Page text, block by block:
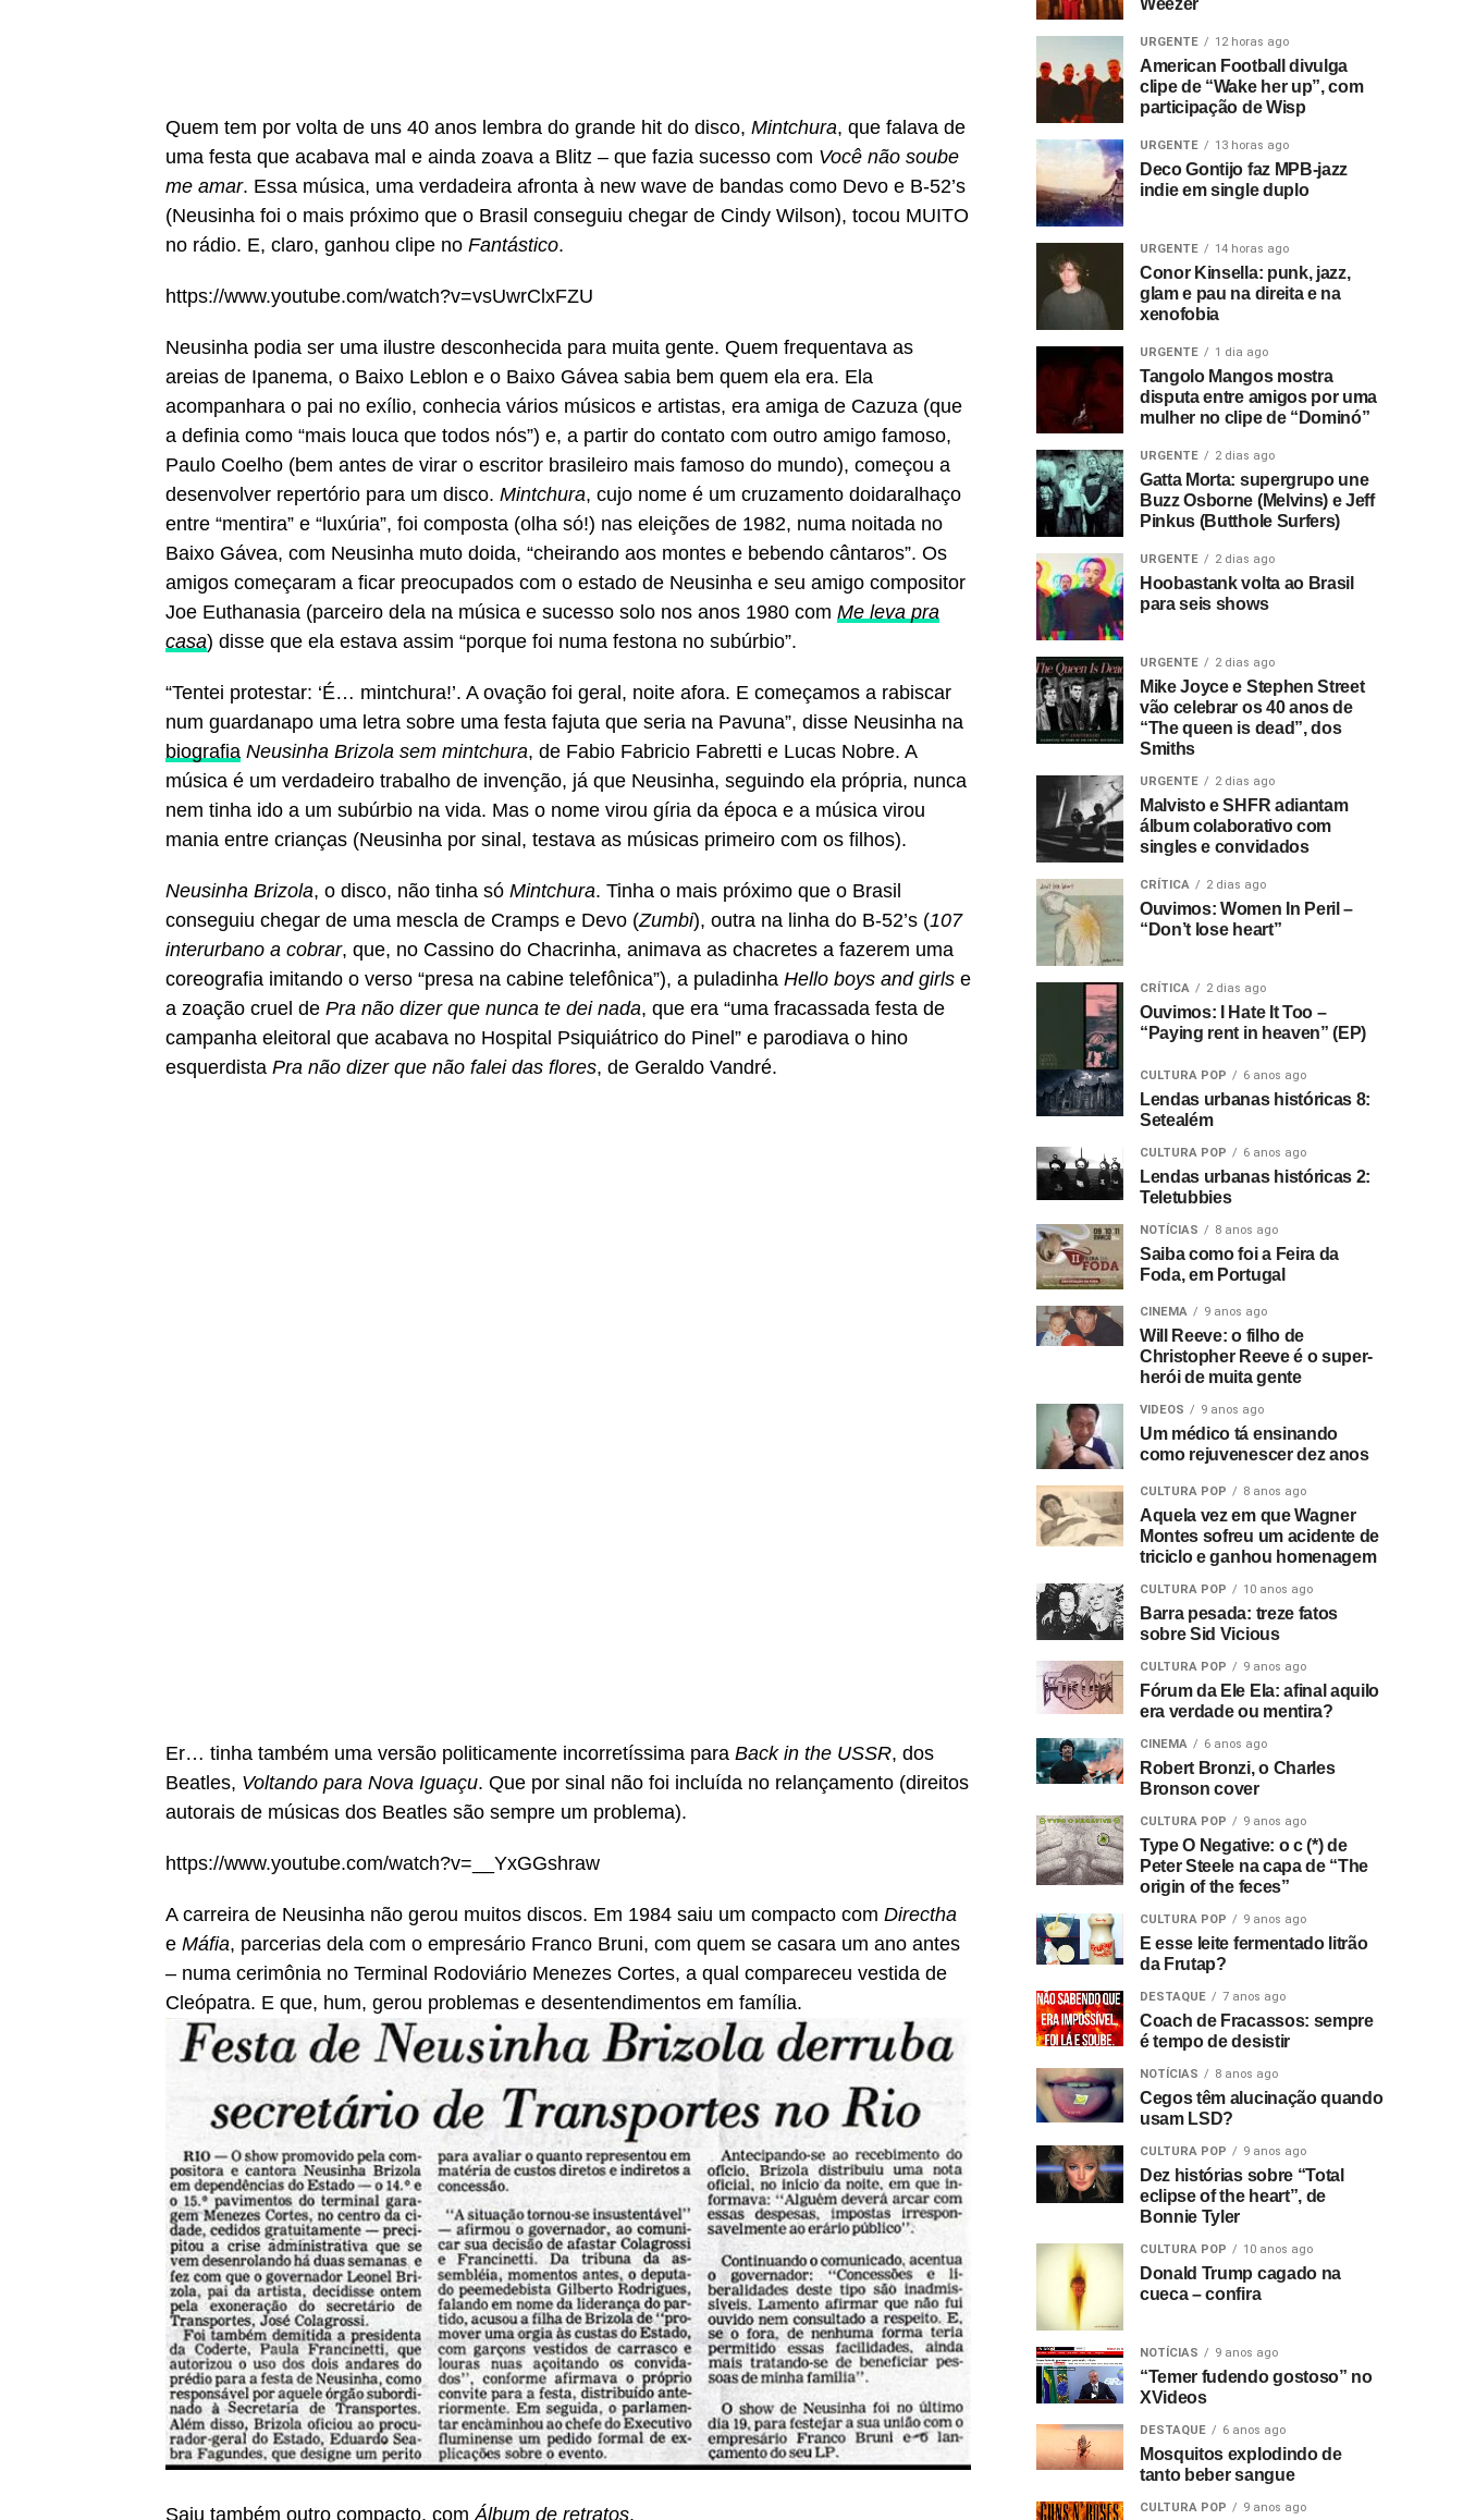
Quem tem por volta de uns 40 anos lembra do grande hit do disco, Mintchura, que falava de
uma festa que acabava mal e ainda zoava a Blitz – que fazia sucesso com Você não soube
me amar. Essa música, uma verdadeira afronta à new wave de bandas como Devo e B-52’s
(Neusinha foi o mais próximo que o Brasil conseguiu chegar de Cindy Wilson), tocou MUITO
no rádio. E, claro, ganhou clipe no Fantástico.
https://www.youtube.com/watch?v=vsUwrClxFZU
Neusinha podia ser uma ilustre desconhecida para muita gente. Quem frequentava as
areias de Ipanema, o Baixo Leblon e o Baixo Gávea sabia bem quem ela era. Ela
acompanhara o pai no exílio, conhecia vários músicos e artistas, era amiga de Cazuza (que
a definia como “mais louca que todos nós”) e, a partir do contato com outro amigo famoso,
Paulo Coelho (bem antes de virar o escritor brasileiro mais famoso do mundo), começou a
desenvolver repertório para um disco. Mintchura, cujo nome é um cruzamento doidaralhaço
entre “mentira” e “luxúria”, foi composta (olha só!) nas eleições de 1982, numa noitada no
Baixo Gávea, com Neusinha muto doida, “cheirando aos montes e bebendo cântaros”. Os
amigos começaram a ficar preocupados com o estado de Neusinha e seu amigo compositor
Joe Euthanasia (parceiro dela na música e sucesso solo nos anos 1980 com Me leva pra
casa) disse que ela estava assim “porque foi numa festona no subúrbio”.
“Tentei protestar: ‘É… mintchura!’. A ovação foi geral, noite afora. E começamos a rabiscar
num guardanapo uma letra sobre uma festa fajuta que seria na Pavuna”, disse Neusinha na
biografia Neusinha Brizola sem mintchura, de Fabio Fabricio Fabretti e Lucas Nobre. A
música é um verdadeiro trabalho de invenção, já que Neusinha, seguindo ela própria, nunca
nem tinha ido a um subúrbio na vida. Mas o nome virou gíria da época e a música virou
mania entre crianças (Neusinha por sinal, testava as músicas primeiro com os filhos).
Neusinha Brizola, o disco, não tinha só Mintchura. Tinha o mais próximo que o Brasil
conseguiu chegar de uma mescla de Cramps e Devo (Zumbi), outra na linha do B-52’s (107
interurbano a cobrar, que, no Cassino do Chacrinha, animava as chacretes a fazerem uma
coreografia imitando o verso “presa na cabine telefônica”), a puladinha Hello boys and girls e
a zoação cruel de Pra não dizer que nunca te dei nada, que era “uma fracassada festa de
campanha eleitoral que acabava no Hospital Psiquiátrico do Pinel” e parodiava o hino
esquerdista Pra não dizer que não falei das flores, de Geraldo Vandré.
Er… tinha também uma versão politicamente incorretíssima para Back in the USSR, dos
Beatles, Voltando para Nova Iguaçu. Que por sinal não foi incluída no relançamento (direitos
autorais de músicas dos Beatles são sempre um problema).
https://www.youtube.com/watch?v=__YxGGshraw
A carreira de Neusinha não gerou muitos discos. Em 1984 saiu um compacto com Directha
e Máfia, parcerias dela com o empresário Franco Bruni, com quem se casara um ano antes
– numa cerimônia no Terminal Rodoviário Menezes Cortes, a qual compareceu vestida de
Cleópatra. E que, hum, gerou problemas e desentendimentos em família.
Saiu também outro compacto, com Álbum de retratos.
Weezer
URGENTE 12 horas ago
American Football divulga
clipe de “Wake her up”, com
participação de Wisp
URGENTE 13 horas ago
Deco Gontijo faz MPB-jazz
indie em single duplo
URGENTE 14 horas ago
Conor Kinsella: punk, jazz,
glam e pau na direita e na
xenofobia
URGENTE 1 dia ago
Tangolo Mangos mostra
disputa entre amigos por uma
mulher no clipe de “Dominó”
URGENTE 2 dias ago
Gatta Morta: supergrupo une
Buzz Osborne (Melvins) e Jeff
Pinkus (Butthole Surfers)
URGENTE 2 dias ago
Hoobastank volta ao Brasil
para seis shows
URGENTE 2 dias ago
Mike Joyce e Stephen Street
vão celebrar os 40 anos de
“The queen is dead”, dos
Smiths
URGENTE 2 dias ago
Malvisto e SHFR adiantam
álbum colaborativo com
singles e convidados
CRÍTICA 2 dias ago
Ouvimos: Women In Peril –
“Don’t lose heart”
CRÍTICA 2 dias ago
Ouvimos: I Hate It Too –
“Paying rent in heaven” (EP)
CULTURA POP 6 anos ago
Lendas urbanas históricas 8:
Setealém
CULTURA POP 6 anos ago
Lendas urbanas históricas 2:
Teletubbies
NOTÍCIAS 8 anos ago
Saiba como foi a Feira da
Foda, em Portugal
CINEMA 9 anos ago
Will Reeve: o filho de
Christopher Reeve é o super-
herói de muita gente
VIDEOS 9 anos ago
Um médico tá ensinando
como rejuvenescer dez anos
CULTURA POP 8 anos ago
Aquela vez em que Wagner
Montes sofreu um acidente de
triciclo e ganhou homenagem
CULTURA POP 10 anos ago
Barra pesada: treze fatos
sobre Sid Vicious
CULTURA POP 9 anos ago
Fórum da Ele Ela: afinal aquilo
era verdade ou mentira?
CINEMA 6 anos ago
Robert Bronzi, o Charles
Bronson cover
CULTURA POP 9 anos ago
Type O Negative: o c (*) de
Peter Steele na capa de “The
origin of the feces”
CULTURA POP 9 anos ago
E esse leite fermentado litrão
da Frutap?
DESTAQUE 7 anos ago
Coach de Fracassos: sempre
é tempo de desistir
NOTÍCIAS 8 anos ago
Cegos têm alucinação quando
usam LSD?
CULTURA POP 9 anos ago
Dez histórias sobre “Total
eclipse of the heart”, de
Bonnie Tyler
CULTURA POP 10 anos ago
Donald Trump cagado na
cueca – confira
NOTÍCIAS 9 anos ago
“Temer fudendo gostoso” no
XVideos
DESTAQUE 6 anos ago
Mosquitos explodindo de
tanto beber sangue
CULTURA POP 9 anos ago